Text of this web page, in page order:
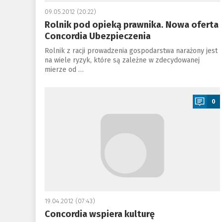
09.05.2012 (20:22)
Rolnik pod opieką prawnika. Nowa oferta
Concordia Ubezpieczenia
Rolnik z racji prowadzenia gospodarstwa narażony jest
na wiele ryzyk, które są zależne w zdecydowanej
mierze od …
0
19.04.2012 (07:43)
Concordia wspiera kulturę